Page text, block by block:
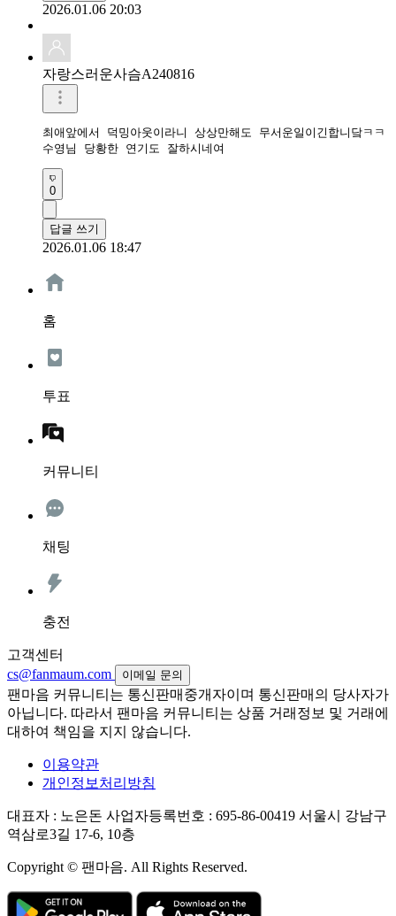
2026.01.06 20:03
자랑스러운사슴A240816
최애앞에서 덕밍아웃이라니 상상만해도 무서운일이긴합니닼ㅋㅋ
수영님 당황한 연기도 잘하시네여
0
답글 쓰기
2026.01.06 18:47
홈
투표
커뮤니티
채팅
충전
고객센터
cs@fanmaum.com
이메일 문의
팬마음 커뮤니티는 통신판매중개자이며 통신판매의 당사자가
아닙니다. 따라서 팬마음 커뮤니티는 상품 거래정보 및 거래에
대하여 책임을 지지 않습니다.
이용약관
개인정보처리방침
대표자 : 노은돈 사업자등록번호 : 695-86-00419 서울시 강남구
역삼로3길 17-6, 10층
Copyright © 팬마음. All Rights Reserved.